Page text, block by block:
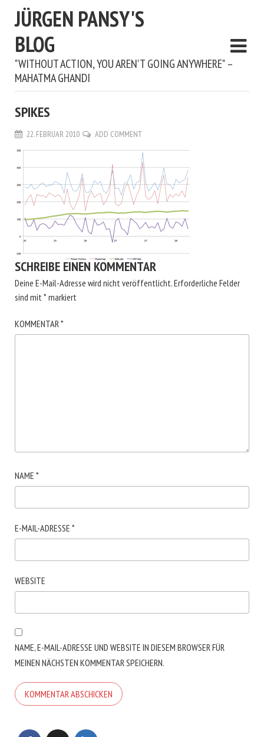
JÜRGEN PANSY'S
BLOG
"WITHOUT ACTION, YOU AREN'T GOING ANYWHERE" –
MAHATMA GHANDI
SPIKES
22. FEBRUAR 2010 ADD COMMENT
SCHREIBE EINEN KOMMENTAR
Deine E-Mail-Adresse wird nicht veröffentlicht.Erforderliche Felder
sind mit*markiert
KOMMENTAR*
NAME *
E-MAIL-ADRESSE *
WEBSITE
NAME, E-MAIL-ADRESSE UND WEBSITE IN DIESEM BROWSER FÜR
MEINEN NÄCHSTEN KOMMENTAR SPEICHERN.